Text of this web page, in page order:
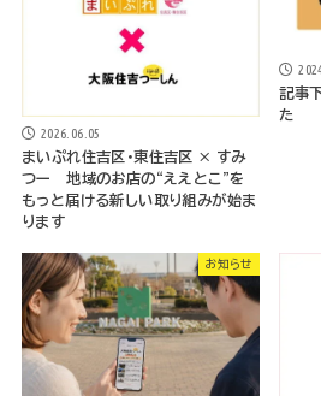
2026.06.05
まいぷれ住吉区・東住吉区 × すみ
つー 地域のお店の“ええとこ”を
もっと届ける新しい取り組みが始ま
ります
記事
た
お知らせ